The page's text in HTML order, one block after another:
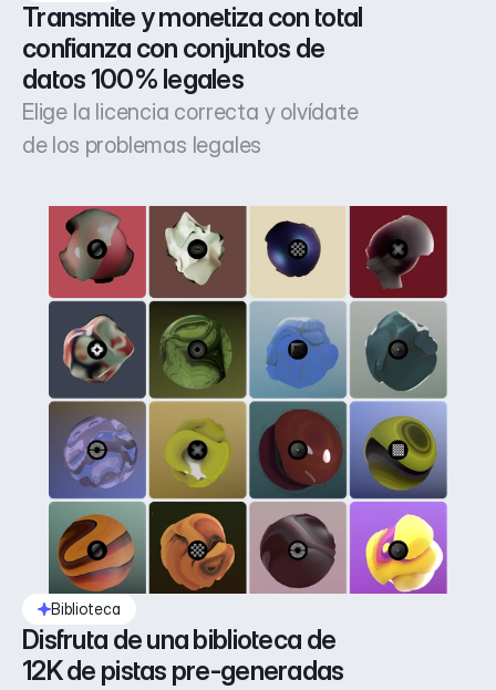
Transmite y monetiza con total
confianza con conjuntos de
datos 100% legales
Elige la licencia correcta y olvídate
de los problemas legales
Biblioteca
Disfruta de una biblioteca de
12K de pistas pre-generadas